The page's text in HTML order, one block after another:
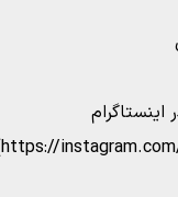
https://